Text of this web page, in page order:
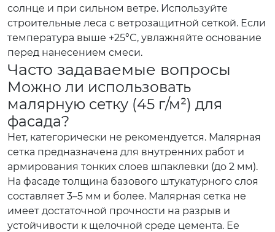
солнце и при сильном ветре. Используйте
строительные леса с ветрозащитной сеткой. Если
температура выше +25°C, увлажняйте основание
перед нанесением смеси.
Часто задаваемые вопросы
Можно ли использовать
малярную сетку (45 г/м²) для
фасада?
Нет, категорически не рекомендуется. Малярная
сетка предназначена для внутренних работ и
армирования тонких слоев шпаклевки (до 2 мм).
На фасаде толщина базового штукатурного слоя
составляет 3–5 мм и более. Малярная сетка не
имеет достаточной прочности на разрыв и
устойчивости к щелочной среде цемента. Ее